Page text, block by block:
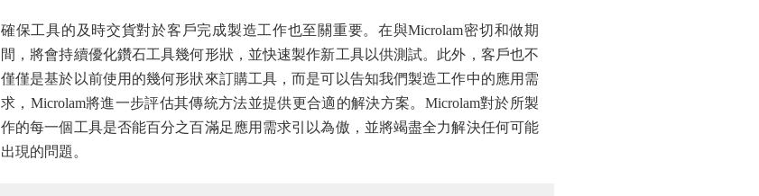
確保工具的及時交貨對於客戶完成製造工作也至關重要。在與Microlam密切和做期
間，將會持續優化鑽石工具幾何形狀，並快速製作新工具以供測試。此外，客戶也不
僅僅是基於以前使用的幾何形狀來訂購工具，而是可以告知我們製造工作中的應用需
求，Microlam將進一步評估其傳統方法並提供更合適的解決方案。Microlam對於所製
作的每一個工具是否能百分之百滿足應用需求引以為傲，並將竭盡全力解決任何可能
出現的問題。